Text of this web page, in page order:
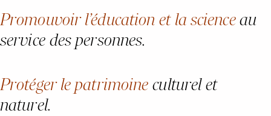
Promouvoir l’éducation et la scienceau
service des personnes.
Protéger le patrimoine culturel et
naturel.